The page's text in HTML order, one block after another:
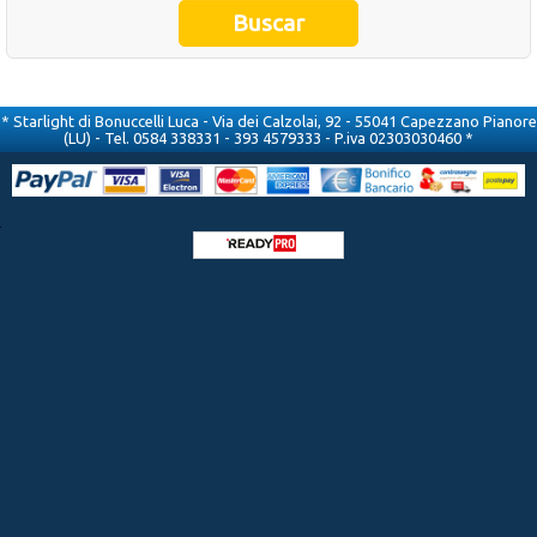
Offerte del mese
* Starlight di Bonuccelli Luca - Via dei Calzolai, 92 - 55041 Capezzano Pianore
(LU) - Tel. 0584 338331 - 393 4579333 - P.iva 02303030460 *